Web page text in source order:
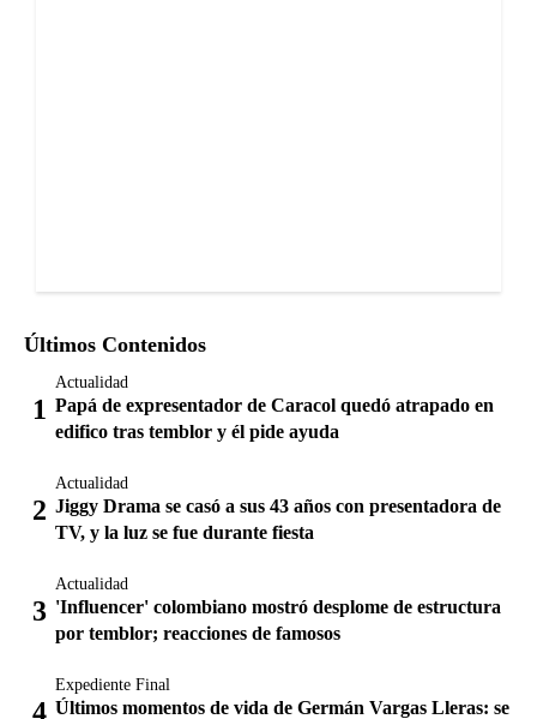
Últimos Contenidos
Actualidad
Papá de expresentador de Caracol quedó atrapado en
edifico tras temblor y él pide ayuda
Actualidad
Jiggy Drama se casó a sus 43 años con presentadora de
TV, y la luz se fue durante fiesta
Actualidad
'Influencer' colombiano mostró desplome de estructura
por temblor; reacciones de famosos
Expediente Final
Últimos momentos de vida de Germán Vargas Lleras: se